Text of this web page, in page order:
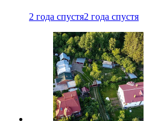
2 года спустя2 года спустя